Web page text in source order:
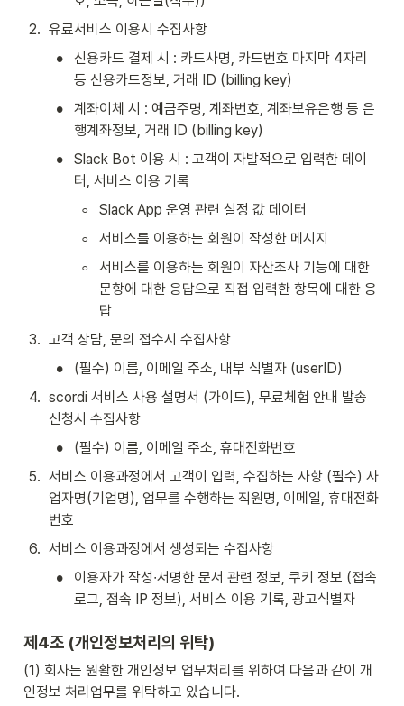
2. 유료서비스 이용시 수집사항
•
신용카드 결제 시 : 카드사명, 카드번호 마지막 4자리
등 신용카드정보, 거래 ID (billing key)
•
계좌이체 시 : 예금주명, 계좌번호, 계좌보유은행 등 은
행계좌정보, 거래 ID (billing key)
•
Slack Bot 이용 시 : 고객이 자발적으로 입력한 데이
터, 서비스 이용 기록
◦ Slack App 운영 관련 설정 값 데이터
◦ 서비스를 이용하는 회원이 작성한 메시지
◦
서비스를 이용하는 회원이 자산조사 기능에 대한
문항에 대한 응답으로 직접 입력한 항목에 대한 응
답
3. 고객 상담, 문의 접수시 수집사항
•
(필수) 이름, 이메일 주소, 내부 식별자 (userID)
4. scordi 서비스 사용 설명서 (가이드), 무료체험 안내 발송
신청시 수집사항
•
(필수) 이름, 이메일 주소, 휴대전화번호
5. 서비스 이용과정에서 고객이 입력, 수집하는 사항 (필수) 사
업자명(기업명), 업무를 수행하는 직원명, 이메일, 휴대전화
번호
6. 서비스 이용과정에서 생성되는 수집사항
•
이용자가 작성∙서명한 문서 관련 정보, 쿠키 정보 (접속
로그, 접속 IP 정보), 서비스 이용 기록, 광고식별자
제4조 (개인정보처리의 위탁)
(1) 회사는 원활한 개인정보 업무처리를 위하여 다음과 같이 개
인정보 처리업무를 위탁하고 있습니다.